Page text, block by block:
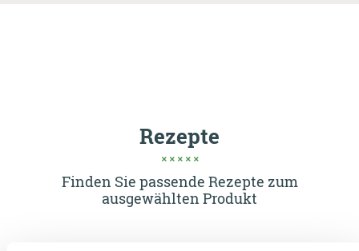
Rezepte
Finden Sie passende Rezepte zum
ausgewählten Produkt